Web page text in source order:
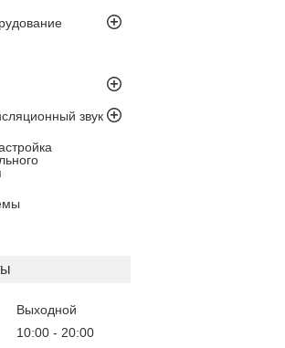
звук
Выходной
10:00
20:00